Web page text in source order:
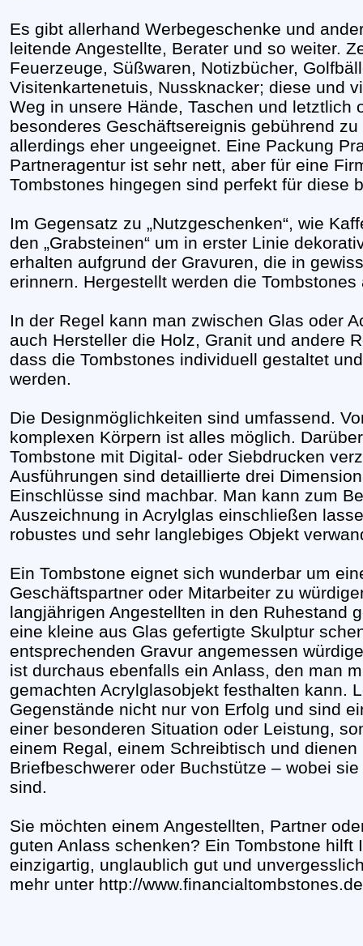
Es gibt allerhand Werbegeschenke und
leitende Angestellte, Berater und so weiter.
Feuerzeuge, Süßwaren, Notizbücher,
Visitenkartenetuis, Nussknacker; diese und
Weg in unsere Hände, Taschen und letztlich
besonderes Geschäftsereignis gebührend
allerdings eher ungeeignet. Eine Packung
Partneragentur ist sehr nett, aber für eine
Tombstones hingegen sind perfekt für diese
Im Gegensatz zu „Nutzgeschenken“, wie
den „Grabsteinen“ um in erster Linie
erhalten aufgrund der Gravuren, die in
erinnern. Hergestellt werden die
In der Regel kann man zwischen Glas oder
auch Hersteller die Holz, Granit und andere
dass die Tombstones individuell gestaltet
werden.
Die Designmöglichkeiten sind umfassend.
komplexen Körpern ist alles möglich.
Tombstone mit Digital- oder Siebdrucken
Ausführungen sind detaillierte drei
Einschlüsse sind machbar. Man kann zum
Auszeichnung in Acrylglas einschließen
robustes und sehr langlebiges Objekt
Ein Tombstone eignet sich wunderbar um
Geschäftspartner oder Mitarbeiter zu
langjährigen Angestellten in den Ruhestand
eine kleine aus Glas gefertigte Skulptur
entsprechenden Gravur angemessen
ist durchaus ebenfalls ein Anlass, den man
gemachten Acrylglasobjekt festhalten kann.
Gegenstände nicht nur von Erfolg und sind
einer besonderen Situation oder Leistung,
einem Regal, einem Schreibtisch und
Briefbeschwerer oder Buchstütze – wobei
sind.
Sie möchten einem Angestellten, Partner
guten Anlass schenken? Ein Tombstone hilft
einzigartig, unglaublich gut und
mehr unter http://www.financialtombstones.de